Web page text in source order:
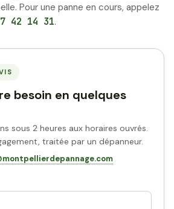
Pour une panne en cours, appelez
42 14 31.
besoin en quelques
sous 2 heures aux horaires ouvrés.
traitée par un dépanneur.